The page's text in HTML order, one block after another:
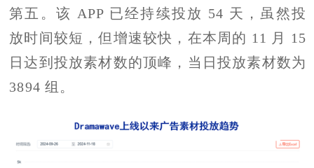
第五。该 APP 已经持续投放 54 天，虽然投
放时间较短，但增速较快，在本周的 11 月 15
日达到投放素材数的顶峰，当日投放素材数为
3894 组。